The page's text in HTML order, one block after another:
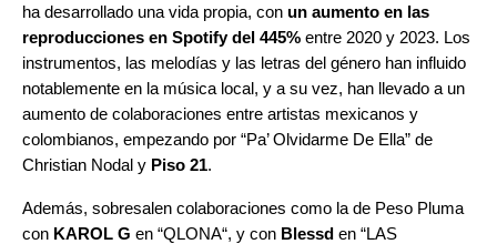
ha desarrollado una vida propia, con un aumento en las
reproducciones en Spotify del 445% entre 2020 y 2023. Los
instrumentos, las melodías y las letras del género han influido
notablemente en la música local, y a su vez, han llevado a un
aumento de colaboraciones entre artistas mexicanos y
colombianos, empezando por “Pa’ Olvidarme De Ella” de
Christian Nodal y Piso 21.
Además, sobresalen colaboraciones como la de Peso Pluma
con KAROL G en “QLONA“, y con Blessd en “LAS